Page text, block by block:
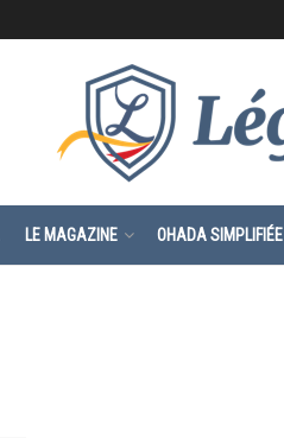
LE MAGAZINE OHADA SIMPLIFIÉE